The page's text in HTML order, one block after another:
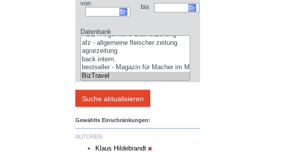
von bis
Datenbank
Gewählte Einschränkungen:
AUTOREN:
Klaus Hildebrandt